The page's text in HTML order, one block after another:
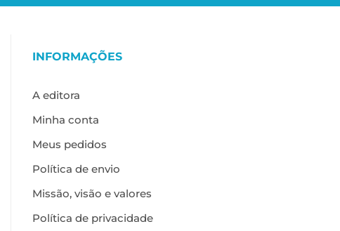
INFORMAÇÕES
A editora
Minha conta
Meus pedidos
Política de envio
Missão, visão e valores
Política de privacidade